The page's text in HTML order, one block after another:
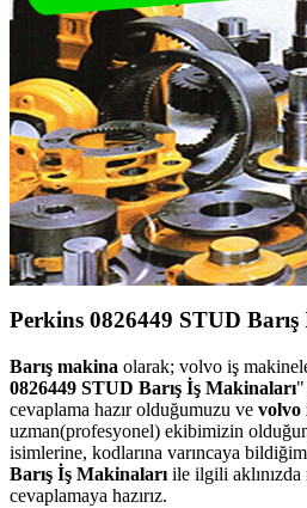
Perkins 0826449 STUD
Barış makina olarak; volvo iş
0826449 STUD Barış İş Makinaları"
cevaplama hazır olduğumuzu ve volvo
uzman(profesyonel) ekibimizin
isimlerine, kodlarına varıncaya
Barış İş Makinaları ile ilgili
cevaplamaya hazırız.